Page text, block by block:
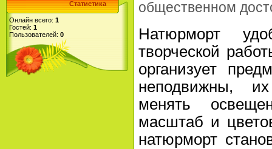
Статистика
Онлайн всего: 1
Гостей: 1
Пользователей: 0
общественном
Натюрморт
творческой
организует
неподвижны,
менять
масштаб и
натюрморт